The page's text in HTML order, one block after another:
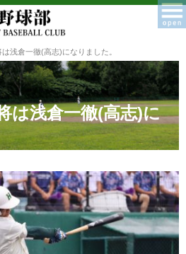
浅倉一徹(高志)になりました。
は浅倉一徹(高志)に